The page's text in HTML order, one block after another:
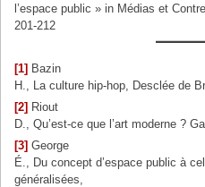
l’espace public » in Médias et
201-212
[1] Bazin
H., La culture hip-hop, Desclée de
[2] Riout
D., Qu’est-ce que l’art moderne ?
[3] George
É., Du concept d’espace public à
généralisées,